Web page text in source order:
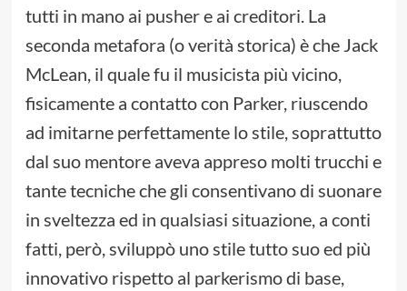
tutti in mano ai pusher e ai creditori. La
seconda metafora (o verità storica) è che Jack
McLean, il quale fu il musicista più vicino,
fisicamente a contatto con Parker, riuscendo
ad imitarne perfettamente lo stile, soprattutto
dal suo mentore aveva appreso molti trucchi e
tante tecniche che gli consentivano di suonare
in sveltezza ed in qualsiasi situazione, a conti
fatti, però, sviluppò uno stile tutto suo ed più
innovativo rispetto al parkerismo di base,